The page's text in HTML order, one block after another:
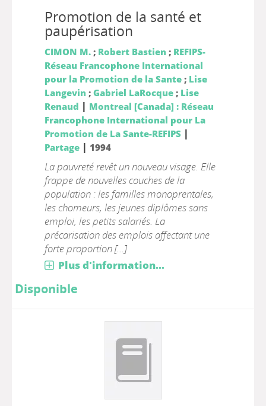
Promotion de la santé et
paupérisation
CIMON M.; Robert Bastien ; REFIPS-
Réseau Francophone International
pour la Promotion de la Sante; Lise
Langevin ; Gabriel LaRocque; Lise
Renaud | Montreal [Canada] : Réseau
Francophone International pour La
Promotion de La Sante-REFIPS |
Partage| 1994
La pauvreté revêt un nouveau visage. Elle
frappe de nouvelles couches de la
population : les familles monoprentales,
les chomeurs, les jeunes diplômes sans
emploi, les petits salariés. La
précarisation des emplois affectant une
forte proportion [...]
Plus d'information...
Disponible